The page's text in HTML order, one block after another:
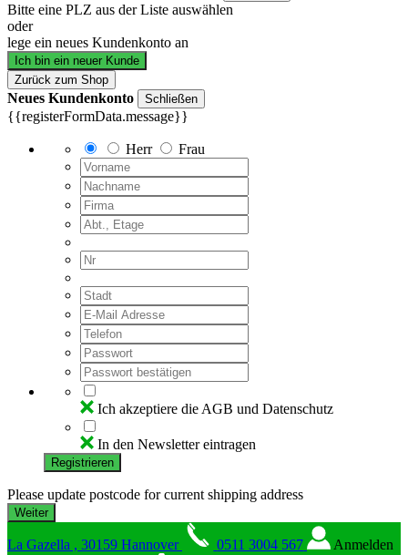
Bitte eine PLZ aus der Liste auswählen
oder
lege ein neues Kundenkonto an
Ich bin ein neuer Kunde
Zurück zum Shop
Neues Kundenkonto Schließen
{{registerFormData.message}}
Herr Frau
Ich akzeptiere die AGB und Datenschutz
In den Newsletter eintragen
Registrieren
Please update postcode for current shipping address
La Gazella , 30159 Hannover 0511 3004 567 Anmelden